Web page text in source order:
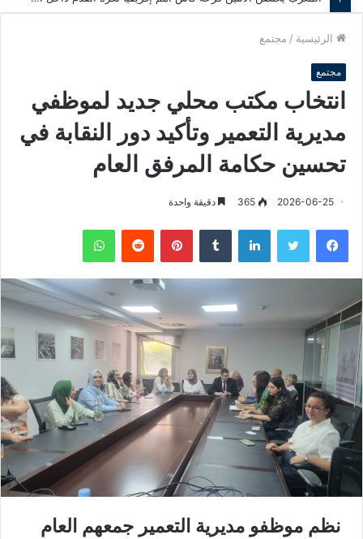
الرئيسية / مجتمع
مجتمع
انتخاب مكتب محلي جديد لموظفي
مديرية التعمير وتأكيد دور النقابة في
تحسين حكامة المرفق العام
2026-06-25
365 دقيقة واحدة
فيسبوك لينكدإن بينتيريست
نظم موظفو مديرية التعمير جمعهم العام